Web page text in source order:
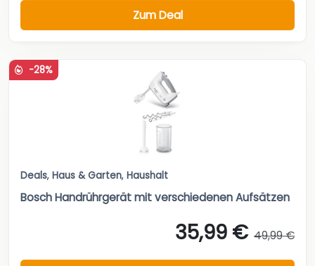
Zum Deal
-28%
Deals, Haus & Garten, Haushalt
Bosch Handrührgerät mit verschiedenen Aufsätzen
35,99 € 49,99 €